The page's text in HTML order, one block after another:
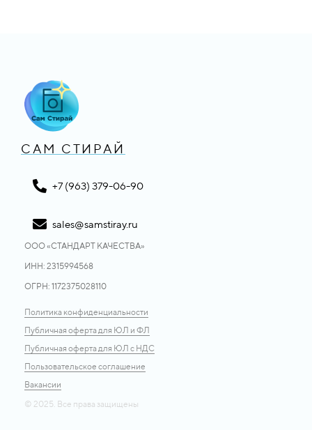
САМ СТИРАЙ
+7 (963) 379-06-90
sales@samstiray.ru
ООО «CТАНДАРТ КАЧЕСТВА»
ИНН: 2315994568
ОГРН: 1172375028110
Политика конфиденциальности
Публичная оферта для ЮЛ и ФЛ
Публичная оферта для ЮЛ с НДС
Пользовательское соглашение
Вакансии
© 2025. Все права защищены